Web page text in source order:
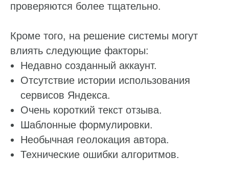
проверяются более тщательно.
Кроме того, на решение системы могут
влиять следующие факторы:
Недавно созданный аккаунт.
Отсутствие истории использования
сервисов Яндекса.
Очень короткий текст отзыва.
Шаблонные формулировки.
Необычная геолокация автора.
Технические ошибки алгоритмов.